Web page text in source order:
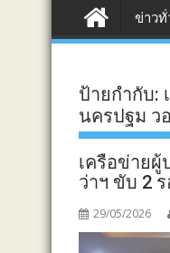
ข่าวทั่
ป้ายกำกับ:
นครปฐม ว
เครือข่าย
ว่าฯ ขับ 2
29/05/2026